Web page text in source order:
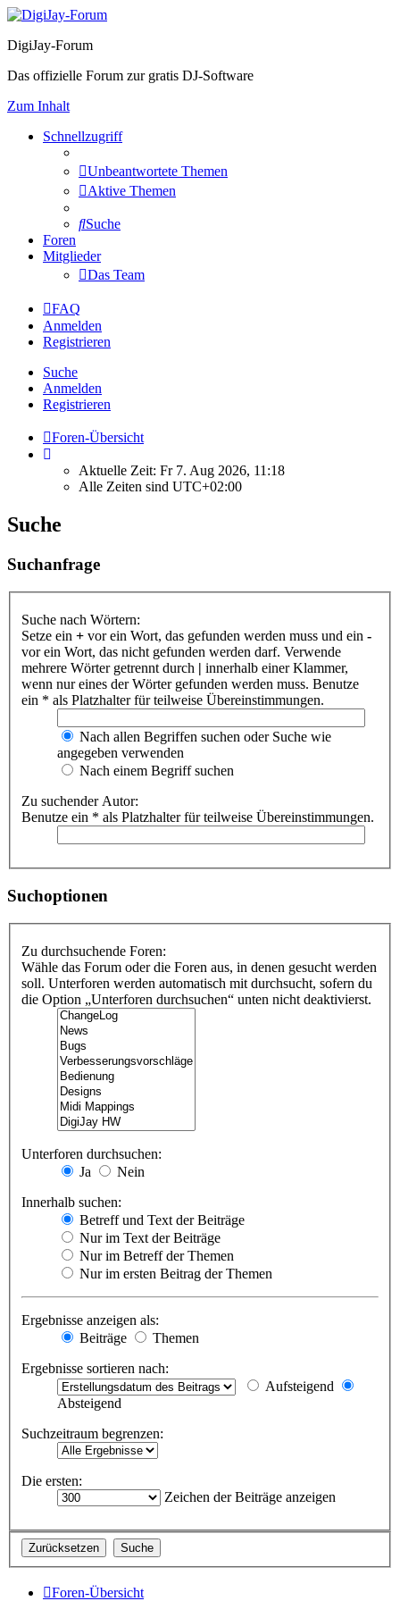
DigiJay-Forum
Das offizielle Forum zur gratis DJ-Software
Zum Inhalt
Schnellzugriff
Unbeantwortete Themen
Aktive Themen
Suche
Foren
Mitglieder
Das Team
FAQ
Anmelden
Registrieren
Suche
Anmelden
Registrieren
Foren-Übersicht
Aktuelle Zeit: Fr 7. Aug 2026, 11:18
Alle Zeiten sind UTC+02:00
Suche
Suchanfrage
Suche nach Wörtern:
Setze ein + vor ein Wort, das gefunden werden muss und ein -
vor ein Wort, das nicht gefunden werden darf. Verwende
mehrere Wörter getrennt durch | innerhalb einer Klammer,
wenn nur eines der Wörter gefunden werden muss. Benutze
ein * als Platzhalter für teilweise Übereinstimmungen.
Nach allen Begriffen suchen oder Suche wie
angegeben verwenden
Nach einem Begriff suchen
Zu suchender Autor:
Benutze ein * als Platzhalter für teilweise Übereinstimmungen.
Suchoptionen
Zu durchsuchende Foren:
Wähle das Forum oder die Foren aus, in denen gesucht werden
soll. Unterforen werden automatisch mit durchsucht, sofern du
die Option „Unterforen durchsuchen“ unten nicht deaktivierst.
Unterforen durchsuchen:
Ja
Nein
Innerhalb suchen:
Betreff und Text der Beiträge
Nur im Text der Beiträge
Nur im Betreff der Themen
Nur im ersten Beitrag der Themen
Ergebnisse anzeigen als:
Beiträge
Themen
Ergebnisse sortieren nach:
Aufsteigend
Absteigend
Suchzeitraum begrenzen:
Die ersten:
Zeichen der Beiträge anzeigen
Foren-Übersicht